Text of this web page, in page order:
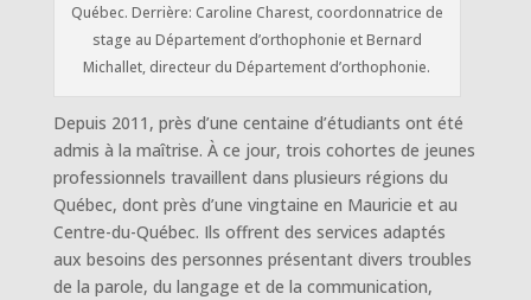
Québec. Derrière: Caroline Charest, coordonnatrice de
stage au Département d’orthophonie et Bernard
Michallet, directeur du Département d’orthophonie.
Depuis 2011, près d’une centaine d’étudiants ont été
admis à la maîtrise. À ce jour, trois cohortes de jeunes
professionnels travaillent dans plusieurs régions du
Québec, dont près d’une vingtaine en Mauricie et au
Centre-du-Québec. Ils offrent des services adaptés
aux besoins des personnes présentant divers troubles
de la parole, du langage et de la communication,